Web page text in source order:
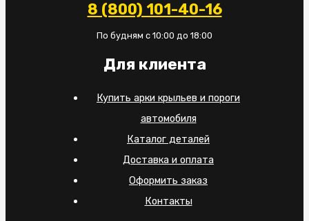
8 (800) 101-40-16
По будням с 10:00 до 18:00
Для клиента
Купить арки крыльев и пороги
автомобиля
Каталог деталей
Доставка и оплата
Оформить заказ
Контакты